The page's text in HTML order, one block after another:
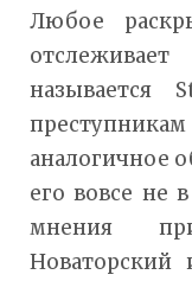
Любое
называется
аналогичное
его вовсе не
мнения
Новаторский